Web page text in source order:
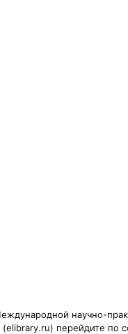
научно-
перейдите по